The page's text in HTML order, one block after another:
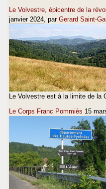
Le Volvestre, épicentre de la
janvier 2024 , par Gerard Saint-
Le Volvestre est à la limite de
Le Corps Franc Pommiès 15